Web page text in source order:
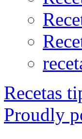
Recetas
Proudly